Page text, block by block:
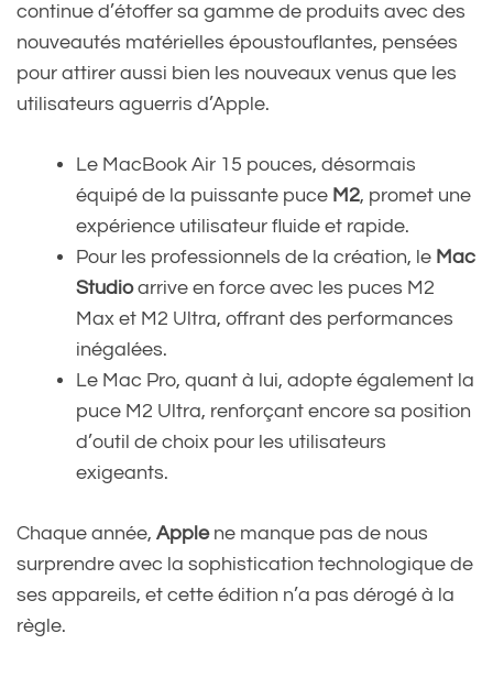
continue d’étoffer sa gamme de produits avec des
nouveautés matérielles époustouflantes, pensées
pour attirer aussi bien les nouveaux venus que les
utilisateurs aguerris d’Apple.
Le MacBook Air 15 pouces, désormais
équipé de la puissante puce M2, promet une
expérience utilisateur fluide et rapide.
Pour les professionnels de la création, le Mac
Studioarrive en force avec les puces M2
Max et M2 Ultra, offrant des performances
inégalées.
Le Mac Pro, quant à lui, adopte également la
puce M2 Ultra, renforçant encore sa position
d’outil de choix pour les utilisateurs
exigeants.
Chaque année, Applene manque pas de nous
surprendre avec la sophistication technologique de
ses appareils, et cette édition n’a pas dérogé à la
règle.